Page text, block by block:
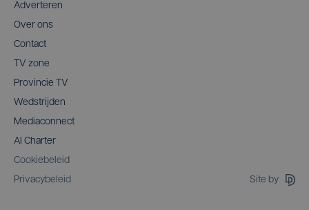
Adverteren
Over ons
Contact
TV zone
Provincie TV
Wedstrijden
Mediaconnect
AI Charter
Cookiebeleid
Privacybeleid
Site by